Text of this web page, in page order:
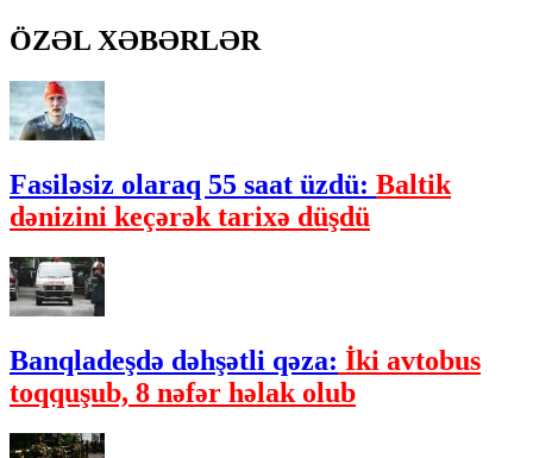
ÖZƏL XƏBƏRLƏR
Fasiləsiz olaraq 55 saat üzdü: Baltik
dənizini keçərək tarixə düşdü
Banqladeşdə dəhşətli qəza: İki avtobus
toqquşub, 8 nəfər həlak olub